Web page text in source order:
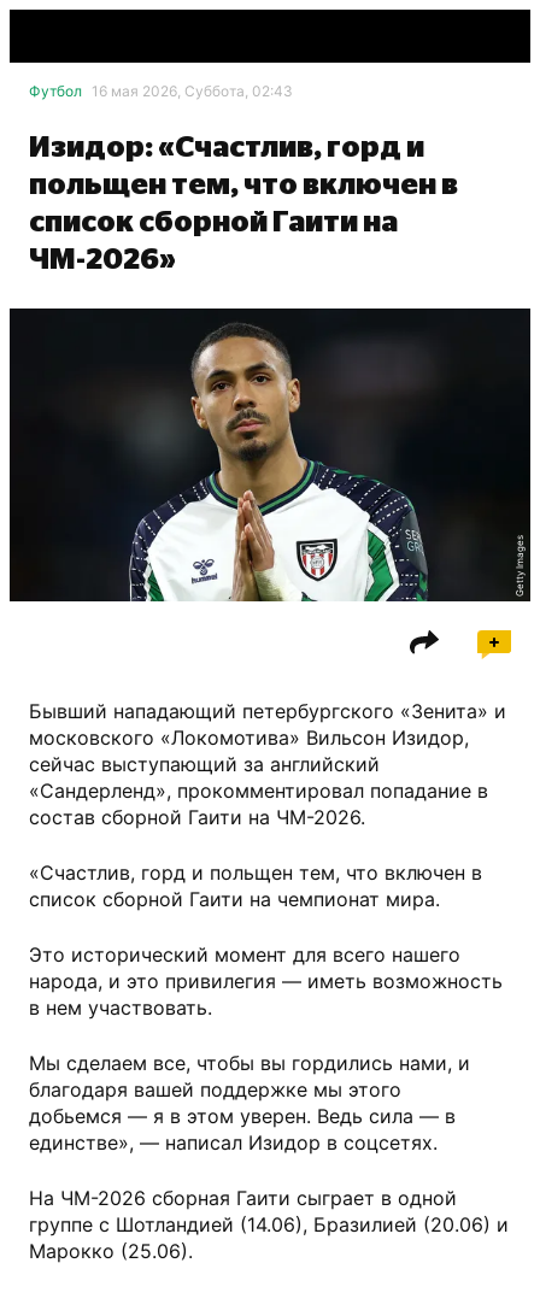
Футбол 16 мая 2026, Суббота, 02:43
Изидор: «Счастлив, горд и
польщен тем, что включен в
список сборной Гаити на
ЧМ-2026»
Getty Images
Бывший нападающий петербургского «Зенита» и
московского «Локомотива» Вильсон Изидор,
сейчас выступающий за английский
«Сандерленд», прокомментировал попадание в
состав сборной Гаити на ЧМ-2026.
«Счастлив, горд и польщен тем, что включен в
список сборной Гаити на чемпионат мира.
Это исторический момент для всего нашего
народа, и это привилегия — иметь возможность
в нем участвовать.
Мы сделаем все, чтобы вы гордились нами, и
благодаря вашей поддержке мы этого
добьемся — я в этом уверен. Ведь сила — в
единстве», — написал Изидор в соцсетях.
На ЧМ-2026 сборная Гаити сыграет в одной
группе с Шотландией (14.06), Бразилией (20.06) и
Марокко (25.06).